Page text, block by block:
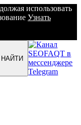
использовать
Узнать